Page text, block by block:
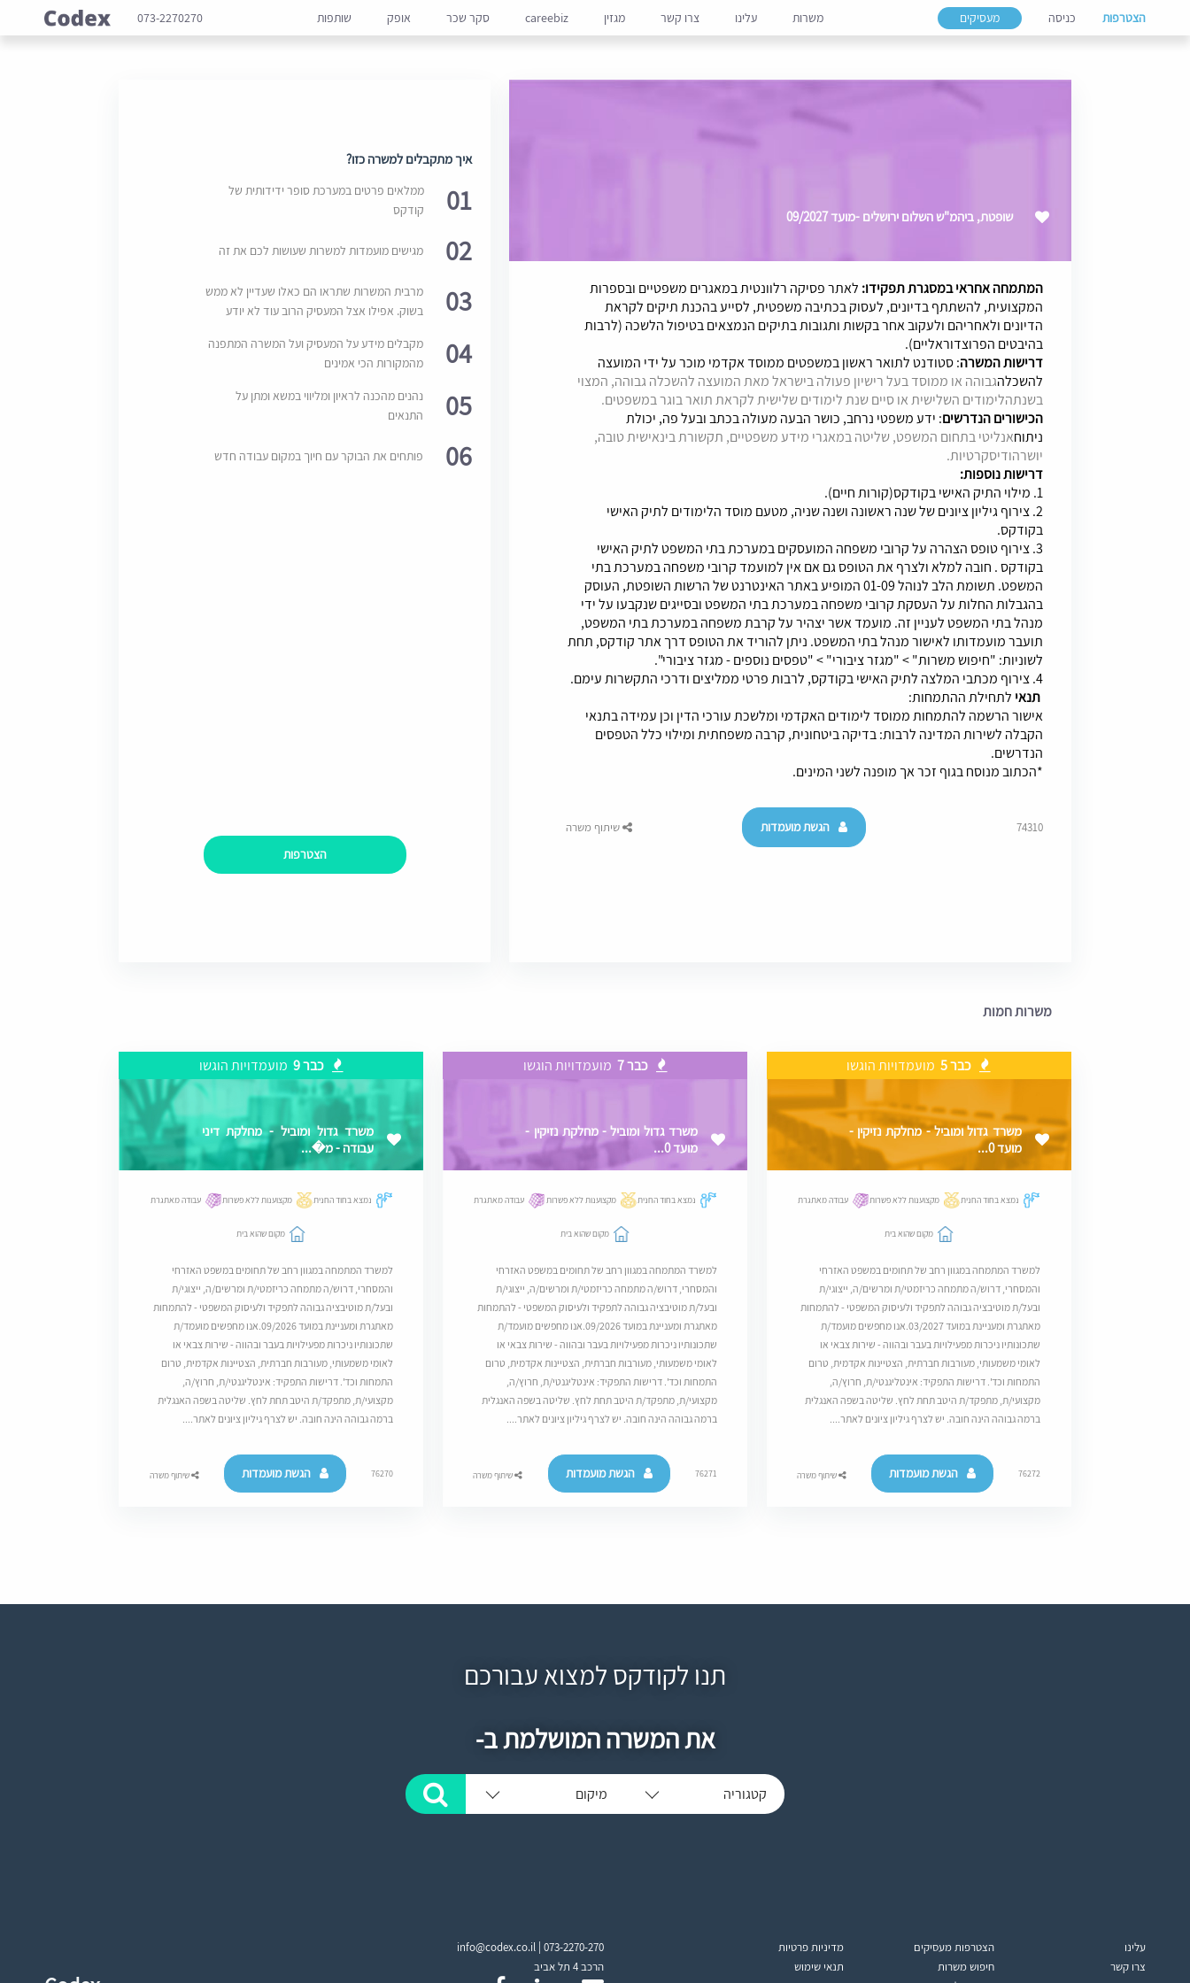
הצטרפות כניסה מעסיקים משרות עלינו צרו קשר מגזין careebiz סקר שכר אופק שותפות 073-2270270
שופטת, ביהמ"ש השלום ירושלים -מועד 09/2027
המתמחה אחראי במסגרת תפקידו: לאתר פסיקה רלוונטית במאגרים משפטיים ובספרות
המקצועית, להשתתף בדיונים, לעסוק בכתיבה משפטית, לסייע בהכנת תיקים לקראת
הדיונים ולאחריהם ולעקוב אחר בקשות ותגובות בתיקים הנמצאים בטיפול הלשכה (לרבות
בהיבטים הפרוצדוראליים).
דרישות המשרה: סטודנט לתואר ראשון במשפטים ממוסד אקדמי מוכר על ידי המועצה
להשכלהגבוהה או ממוסד בעל רישיון פעולה בישראל מאת המועצה להשכלה גבוהה, המצוי
בשנתהלימודים השלישית או סיים שנת לימודים שלישית לקראת תואר בוגר במשפטים.
הכישורים הנדרשים: ידע משפטי נרחב, כושר הבעה מעולה בכתב ובעל פה, יכולת
ניתוחאנליטי בתחום המשפט, שליטה במאגרי מידע משפטיים, תקשורת בינאישית טובה,
יושרהודיסקרטיות.
דרישות נוספות:
1. מילוי התיק האישי בקודקס(קורות חיים).
2. צירוף גיליון ציונים של שנה ראשונה ושנה שניה, מטעם מוסד הלימודים לתיק האישי
בקודקס.
3. צירוף טופס הצהרה על קרובי משפחה המועסקים במערכת בתי המשפט לתיק האישי
בקודקס . חובה למלא ולצרף את הטופס גם אם אין למועמד קרובי משפחה במערכת בתי
המשפט. תשומת הלב לנוהל 01-09 המופיע באתר האינטרנט של הרשות השופטת, העוסק
בהגבלות החלות על העסקת קרובי משפחה במערכת בתי המשפט ובסייגים שנקבעו על ידי
מנהל בתי המשפט לעניין זה. מועמד אשר יצהיר על קרבת משפחה במערכת בתי המשפט,
תועבר מועמדותו לאישור מנהל בתי המשפט. ניתן להוריד את הטופס דרך אתר קודקס, תחת
לשוניות: "חיפוש משרות" > "מגזר ציבורי" > "טפסים נוספים - מגזר ציבורי".
4. צירוף מכתבי המלצה לתיק האישי בקודקס, לרבות פרטי ממליצים ודרכי התקשרות עימם.
תנאי לתחילת ההתמחות:
אישור הרשמה להתמחות ממוסד לימודים האקדמי ומלשכת עורכי הדין וכן עמידה בתנאי
הקבלה לשירות המדינה לרבות: בדיקה ביטחונית, קרבה משפחתית ומילוי כלל הטפסים
הנדרשים.
*הכתוב מנוסח בגוף זכר אך מופנה לשני המינים.
74310 הגשת מועמדות שיתוף משרה
איך מתקבלים למשרה כזו?
01
ממלאים פרטים במערכת סופר ידידותית של
קודקס
02 מגישים מועמדות למשרות שעושות לכם את זה
03
מרבית המשרות שתראו הם כאלו שעדיין לא ממש
בשוק. אפילו אצל המעסיק הרוב עוד לא יודע
04
מקבלים מידע על המעסיק ועל המשרה המתפנה
מהמקורות הכי אמינים
05
נהנים מהכנה לראיון ומליווי במשא ומתן על
התנאים
06 פותחים את הבוקר עם חיוך במקום עבודה חדש
הצטרפות
משרות חמות
כבר 5 מועמדויות הוגשו
משרד גדול ומוביל - מחלקת נזיקין -
מועד 0...
נמצא בחוד החנית מקצוענות ללא פשרות עבודה מאתגרת
מקום שהוא בית
למשרד המתמחה במגוון רחב של תחומים במשפט האזרחי
והמסחרי, דרוש/ה מתמחה כריזמטי/ת ומרשים/ה, ייצוגי/ת
ובעל/ת מוטיבציה גבוהה לתפקיד ולעיסוק המשפטי - להתמחות
מאתגרת ומעניינת במועד 03/2027.אנו מחפשים מועמד/ת
שתכונותיו ניכרות מפעילויות בעבר ובהווה - שירות צבאי או
לאומי משמעותי, מעורבות חברתית, הצטיינות אקדמית, טרום
התמחות וכד'. דרישות התפקיד: אינטליגנטי/ת, חרוץ/ה,
מקצועי/ת, מתפקד/ת היטב תחת לחץ. שליטה בשפה האנגלית
ברמה גבוהה הינה חובה. יש לצרף גיליון ציונים לאתר....
76272 הגשת מועמדות שיתוף משרה
כבר 7 מועמדויות הוגשו
משרד גדול ומוביל - מחלקת נזיקין -
מועד 0...
נמצא בחוד החנית מקצוענות ללא פשרות עבודה מאתגרת
מקום שהוא בית
למשרד המתמחה במגוון רחב של תחומים במשפט האזרחי
והמסחרי, דרוש/ה מתמחה כריזמטי/ת ומרשים/ה, ייצוגי/ת
ובעל/ת מוטיבציה גבוהה לתפקיד ולעיסוק המשפטי - להתמחות
מאתגרת ומעניינת במועד 09/2026.אנו מחפשים מועמד/ת
שתכונותיו ניכרות מפעילויות בעבר ובהווה - שירות צבאי או
לאומי משמעותי, מעורבות חברתית, הצטיינות אקדמית, טרום
התמחות וכד'. דרישות התפקיד: אינטליגנטי/ת, חרוץ/ה,
מקצועי/ת, מתפקד/ת היטב תחת לחץ. שליטה בשפה האנגלית
ברמה גבוהה הינה חובה. יש לצרף גיליון ציונים לאתר....
76271 הגשת מועמדות שיתוף משרה
כבר 9 מועמדויות הוגשו
משרד גדול ומוביל - מחלקת דיני
עבודה - מ�...
נמצא בחוד החנית מקצוענות ללא פשרות עבודה מאתגרת
מקום שהוא בית
למשרד המתמחה במגוון רחב של תחומים במשפט האזרחי
והמסחרי, דרוש/ה מתמחה כריזמטי/ת ומרשים/ה, ייצוגי/ת
ובעל/ת מוטיבציה גבוהה לתפקיד ולעיסוק המשפטי - להתמחות
מאתגרת ומעניינת במועד 09/2026.אנו מחפשים מועמד/ת
שתכונותיו ניכרות מפעילויות בעבר ובהווה - שירות צבאי או
לאומי משמעותי, מעורבות חברתית, הצטיינות אקדמית, טרום
התמחות וכד'. דרישות התפקיד: אינטליגנטי/ת, חרוץ/ה,
מקצועי/ת, מתפקד/ת היטב תחת לחץ. שליטה בשפה האנגלית
ברמה גבוהה הינה חובה. יש לצרף גיליון ציונים לאתר....
76270 הגשת מועמדות שיתוף משרה
תנו לקודקס למצוא עבורכם
את המשרה המושלמת ב-
קטגוריה מיקום
עלינו
צרו קשר
הצטרפות מעסיקים
חיפוש משרות
מדיניות פרטיות
תנאי שימוש
info@codex.co.il | 073-2270-270
הרכב 4 תל אביב